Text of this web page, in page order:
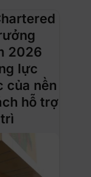
2026
lực
của nền
hỗ trợ